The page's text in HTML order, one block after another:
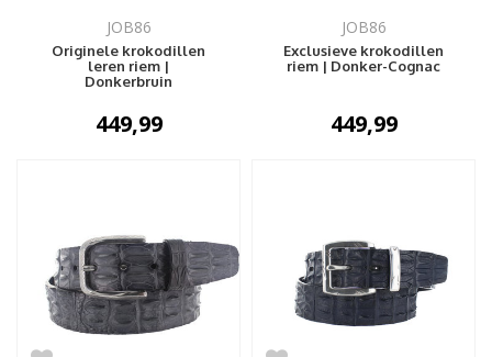
JOB86
Originele krokodillen
leren riem |
Donkerbruin
449,99
JOB86
Exclusieve krokodillen
riem | Donker-Cognac
449,99